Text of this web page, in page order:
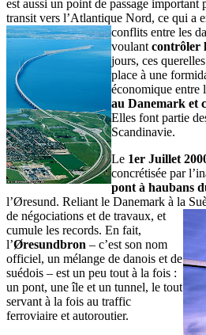
est aussi un point de passage important
transit vers l’Atlantique Nord, ce qui a
conflits entre les
voulant contrôler
jours, ces
place à une
économique entre
au Danemark et
Elles font partie
Scandinavie.
Le 1er Juillet
concrétisée par
pont à haubans
l’Øresund. Reliant le Danemark à la
de négociations et de travaux, et
cumule les records. En fait,
l’Øresundbron – c’est son nom
officiel, un mélange de danois et de
suédois – est un peu tout à la fois :
un pont, une île et un tunnel, le tout
servant à la fois au traffic
ferroviaire et autoroutier.